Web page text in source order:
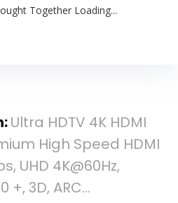
Together Loading...
Ultra HDTV 4K HDMI
High Speed HDMI
UHD 4K@60Hz,
+, 3D, ARC…